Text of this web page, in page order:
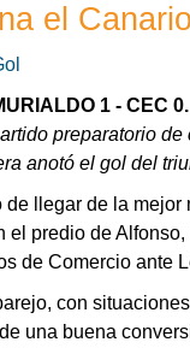
el Canario
1 - CEC 0.
preparatorio
anotó el gol del
llegar de la mejor
el predio de
de Comercio ante
con
una buena